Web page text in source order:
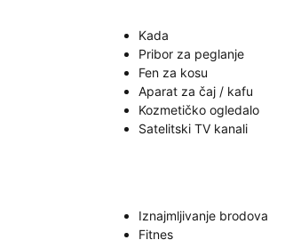
Kada
Pribor za peglanje
Fen za kosu
Aparat za čaj / kafu
Kozmetičko ogledalo
Satelitski TV kanali
Iznajmljivanje brodova
Fitnes